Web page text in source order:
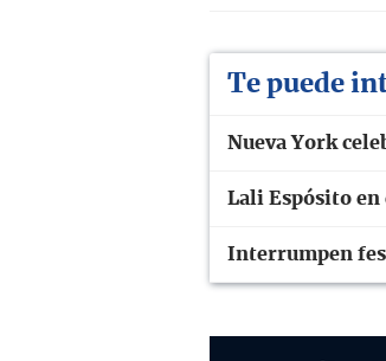
Te puede
Nueva York
Lali Espósito
Interrumpen